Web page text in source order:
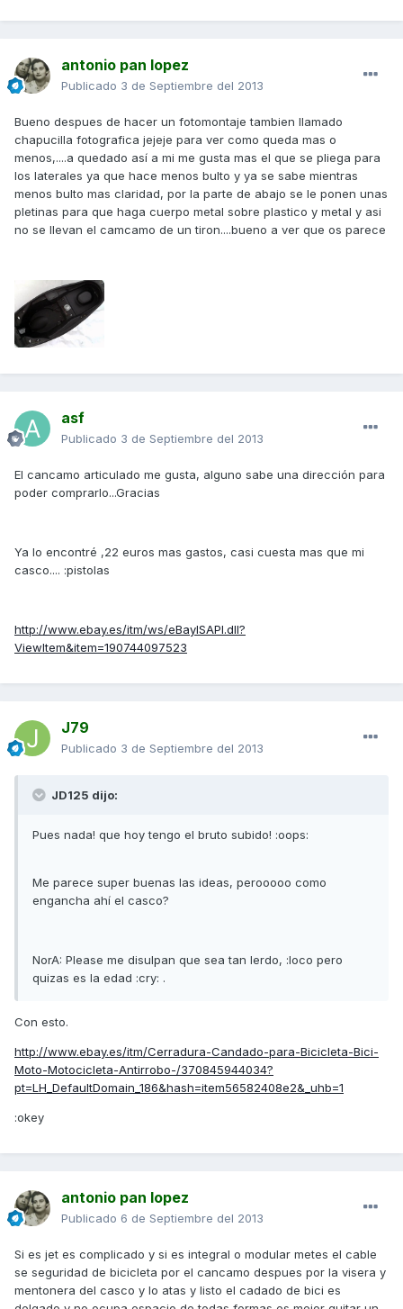
antonio pan lopez
Publicado 3 de Septiembre del 2013
Bueno despues de hacer un fotomontaje tambien llamado
chapucilla fotografica jejeje para ver como queda mas o
menos,....a quedado así a mi me gusta mas el que se pliega para
los laterales ya que hace menos bulto y ya se sabe mientras
menos bulto mas claridad, por la parte de abajo se le ponen unas
pletinas para que haga cuerpo metal sobre plastico y metal y asi
no se llevan el camcamo de un tiron....bueno a ver que os parece
asf
Publicado 3 de Septiembre del 2013
El cancamo articulado me gusta, alguno sabe una dirección para
poder comprarlo...Gracias
Ya lo encontré ,22 euros mas gastos, casi cuesta mas que mi
casco.... :pistolas
http://www.ebay.es/itm/ws/eBayISAPI.dll?
ViewItem&item=190744097523
J79
Publicado 3 de Septiembre del 2013
JD125 dijo:
Pues nada! que hoy tengo el bruto subido! :oops:
Me parece super buenas las ideas, perooooo como
engancha ahí el casco?
NorA: Please me disulpan que sea tan lerdo, :loco pero
quizas es la edad :cry: .
Con esto.
http://www.ebay.es/itm/Cerradura-Candado-para-Bicicleta-Bici-
Moto-Motocicleta-Antirrobo-/370845944034?
pt=LH_DefaultDomain_186&hash=item56582408e2&_uhb=1
:okey
antonio pan lopez
Publicado 6 de Septiembre del 2013
Si es jet es complicado y si es integral o modular metes el cable
se seguridad de bicicleta por el cancamo despues por la visera y
mentonera del casco y lo atas y listo el cadado de bici es